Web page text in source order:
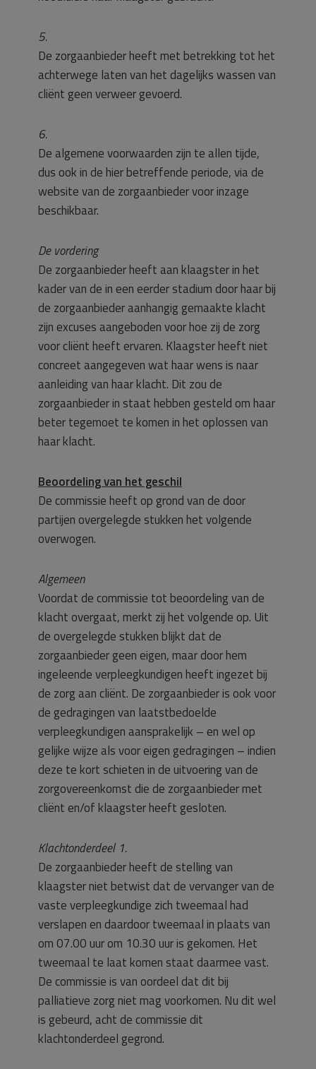
5.
De zorgaanbieder heeft met betrekking tot het
achterwege laten van het dagelijks wassen van
cliënt geen verweer gevoerd.
6.
De algemene voorwaarden zijn te allen tijde,
dus ook in de hier betreffende periode, via de
website van de zorgaanbieder voor inzage
beschikbaar.
De vordering
De zorgaanbieder heeft aan klaagster in het
kader van de in een eerder stadium door haar bij
de zorgaanbieder aanhangig gemaakte klacht
zijn excuses aangeboden voor hoe zij de zorg
voor cliënt heeft ervaren. Klaagster heeft niet
concreet aangegeven wat haar wens is naar
aanleiding van haar klacht. Dit zou de
zorgaanbieder in staat hebben gesteld om haar
beter tegemoet te komen in het oplossen van
haar klacht.
Beoordeling van het geschil
De commissie heeft op grond van de door
partijen overgelegde stukken het volgende
overwogen.
Algemeen
Voordat de commissie tot beoordeling van de
klacht overgaat, merkt zij het volgende op. Uit
de overgelegde stukken blijkt dat de
zorgaanbieder geen eigen, maar door hem
ingeleende verpleegkundigen heeft ingezet bij
de zorg aan cliënt. De zorgaanbieder is ook voor
de gedragingen van laatstbedoelde
verpleegkundigen aansprakelijk – en wel op
gelijke wijze als voor eigen gedragingen – indien
deze te kort schieten in de uitvoering van de
zorgovereenkomst die de zorgaanbieder met
cliënt en/of klaagster heeft gesloten.
Klachtonderdeel 1.
De zorgaanbieder heeft de stelling van
klaagster niet betwist dat de vervanger van de
vaste verpleegkundige zich tweemaal had
verslapen en daardoor tweemaal in plaats van
om 07.00 uur om 10.30 uur is gekomen. Het
tweemaal te laat komen staat daarmee vast.
De commissie is van oordeel dat dit bij
palliatieve zorg niet mag voorkomen. Nu dit wel
is gebeurd, acht de commissie dit
klachtonderdeel gegrond.